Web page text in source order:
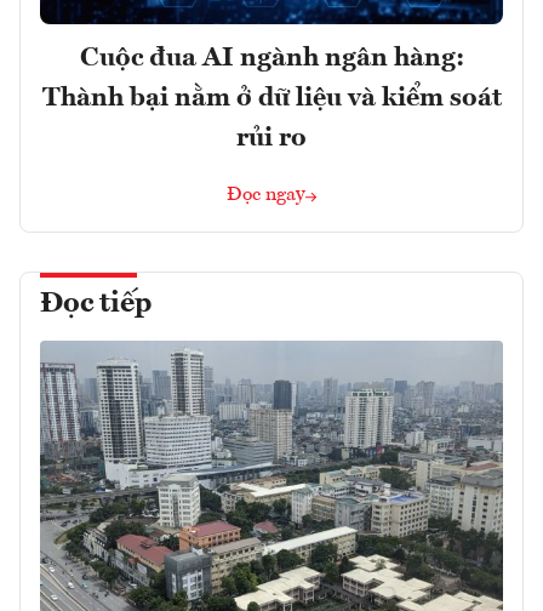
Cuộc đua AI ngành ngân hàng:
Thành bại nằm ở dữ liệu và kiểm soát
rủi ro
Đọc ngay
Đọc tiếp